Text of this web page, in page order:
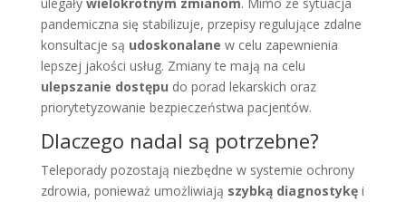
pandemiczna się stabilizuje, przepisy regulujące zdalne
konsultacje są udoskonalane w celu zapewnienia
lepszej jakości usług. Zmiany te mają na celu
ulepszanie dostępu do porad lekarskich oraz
priorytetyzowanie bezpieczeństwa pacjentów.
Dlaczego nadal są potrzebne?
Teleporady pozostają niezbędne w systemie ochrony
zdrowia, ponieważ umożliwiają szybką diagnostykęi